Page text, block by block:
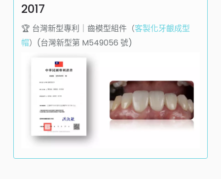
2017
🏆️ 台灣新型專利｜齒模型組件（客製化牙齦成型
帽）(台灣新型第 M549056 號)